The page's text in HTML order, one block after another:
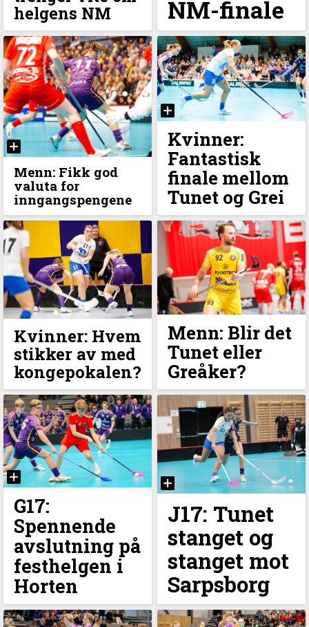
helgens NM
NM-finale
Menn: Fikk god
valuta for
inngangspengene
Kvinner:
Fantastisk
finale mellom
Tunet og Grei
Kvinner: Hvem
stikker av med
kongepokalen?
Menn: Blir det
Tunet eller
Greåker?
G17:
Spennende
avslutning på
festhelgen i
Horten
J17: Tunet
stanget og
stanget mot
Sarpsborg